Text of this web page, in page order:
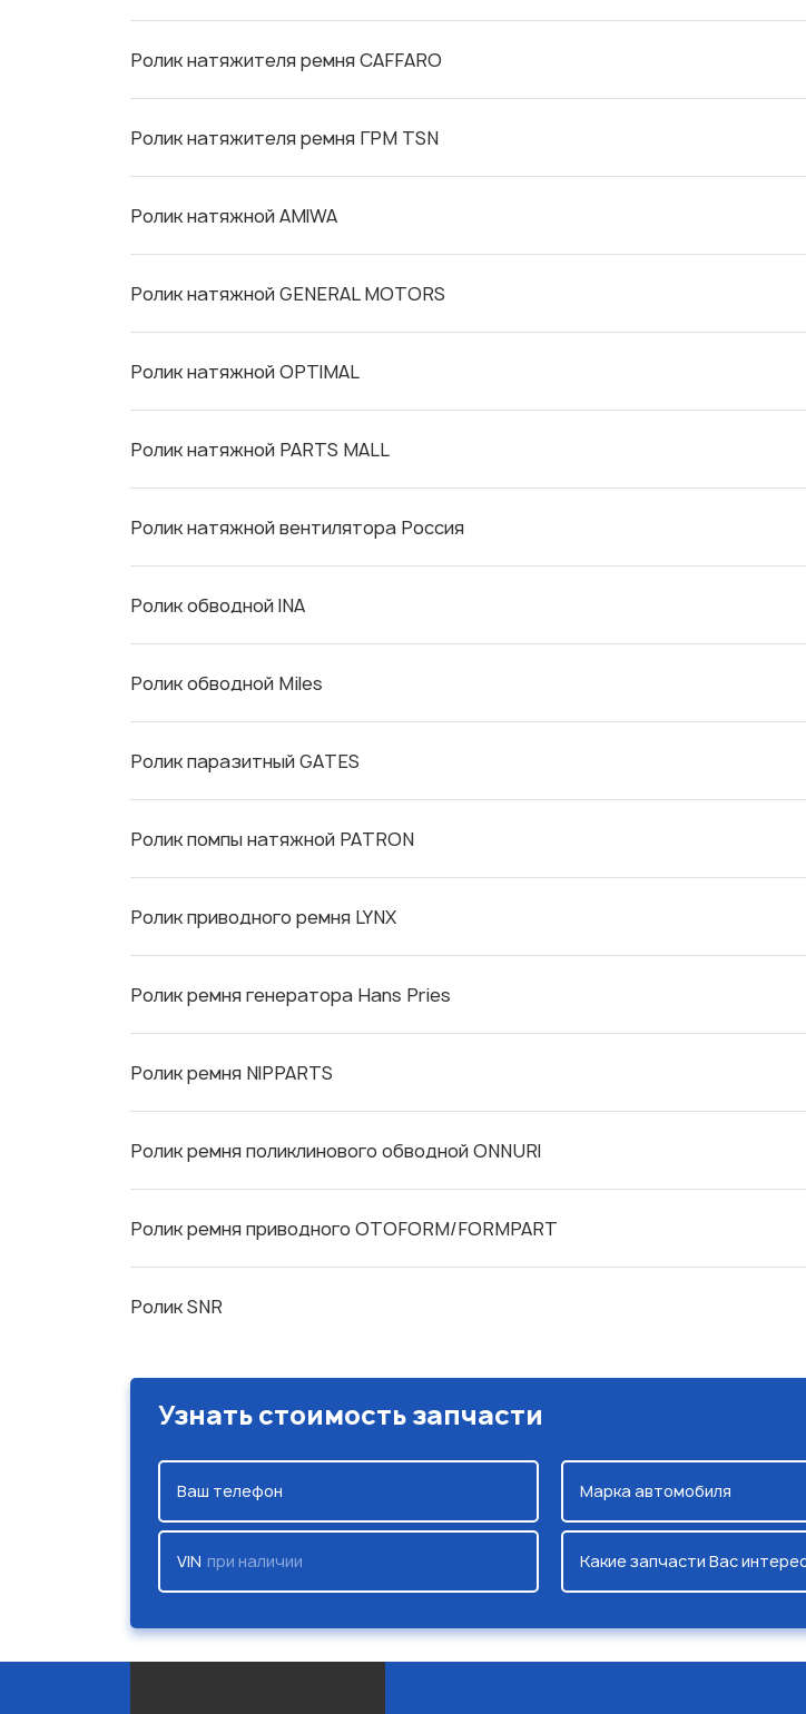
Узнать стоимость
Ролик натяжителя ремня CAFFARO
Ролик натяжителя ремня ГРМ TSN
Ролик натяжной AMIWA
Ролик натяжной GENERAL MOTORS
Ролик натяжной OPTIMAL
Ролик натяжной PARTS MALL
Ролик натяжной вентилятора Россия
Ролик обводной INA
Ролик обводной Miles
Ролик паразитный GATES
Ролик помпы натяжной PATRON
Ролик приводного ремня LYNX
Ролик ремня генератора Hans Pries
Ролик ремня NIPPARTS
Ролик ремня поликлинового обводной ONNURI
Ролик ремня приводного OTOFORM/FORMPART
Ролик SNR
Узнать стоимость запчасти
Ваш телефон
VIN при наличии
Марка автомобиля
Какие запчасти Вас